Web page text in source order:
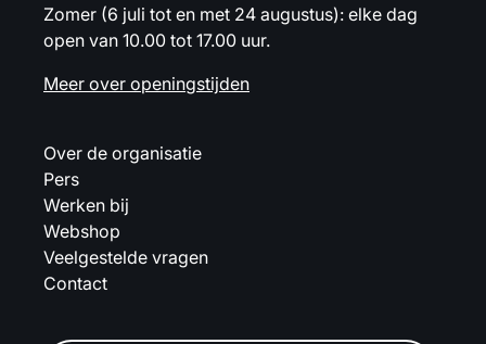
Zomer (6 juli tot en met 24 augustus): elke dag
open van 10.00 tot 17.00 uur.
Meer over openingstijden
Over de organisatie
Pers
Werken bij
Webshop
Veelgestelde vragen
Contact